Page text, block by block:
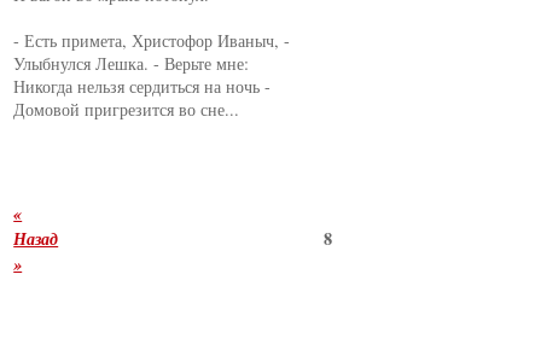
- Есть примета, Христофор Иваныч, -
Улыбнулся Лешка. - Верьте мне:
Никогда нельзя сердиться на ночь -
Домовой пригрезится во сне...
«
Назад
8
»